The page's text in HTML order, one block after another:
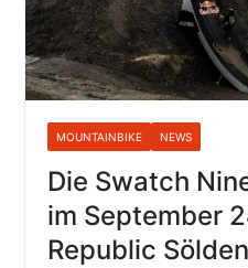
MOUNTAINBIKE NEWS
Die Swatch
im September
Republic Sölden